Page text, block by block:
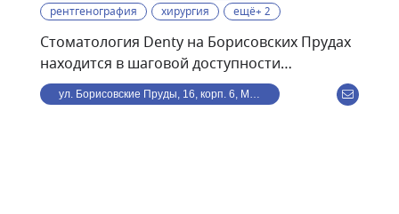
рентгенография
хирургия ещё+ 2
Стоматология Denty на Борисовских Прудах
находится в шаговой доступности
от станции метро
Борисово.Стоматологическая клиника Denty
ул. Борисовские Пруды, 16, корп. 6, Москва, Россия